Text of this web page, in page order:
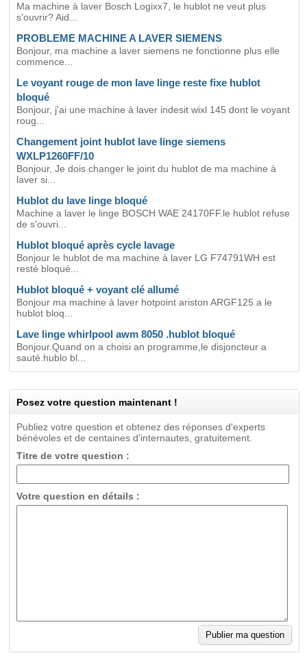
Ma machine à laver Bosch Logixx7, le hublot ne veut plus
s'ouvrir? Aid...
PROBLEME MACHINE A LAVER SIEMENS
Bonjour, ma machine a laver siemens ne fonctionne plus elle
commence...
Le voyant rouge de mon lave linge reste fixe hublot
bloqué
Bonjour, j'ai une machine à laver indesit wixl 145 dont le voyant
roug...
Changement joint hublot lave linge siemens
WXLP1260FF/10
Bonjour, Je dois changer le joint du hublot de ma machine à
laver si...
Hublot du lave linge bloqué
Machine a laver le linge BOSCH WAE 24170FF.le hublot refuse
de s'ouvri...
Hublot bloqué après cycle lavage
Bonjour le hublot de ma machine à laver LG F74791WH est
resté bloqué...
Hublot bloqué + voyant clé allumé
Bonjour ma machine à laver hotpoint ariston ARGF125 a le
hublot bloq...
Lave linge whirlpool awm 8050 .hublot bloqué
Bonjour.Quand on a choisi an programme,le disjoncteur a
sauté.hublo bl...
Posez votre question maintenant !
Publiez votre question et obtenez des réponses d'experts
bénévoles et de centaines d'internautes, gratuitement.
Titre de votre question :
Votre question en détails :